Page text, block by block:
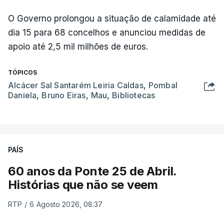
O Governo prolongou a situação de calamidade até
dia 15 para 68 concelhos e anunciou medidas de
apoio até 2,5 mil milhões de euros.
TÓPICOS
Alcácer Sal Santarém Leiria Caldas, Pombal
Daniela, Bruno Eiras, Mau, Bibliotecas
PAÍS
60 anos da Ponte 25 de Abril.
Histórias que não se veem
RTP / 6 Agosto 2026, 08:37